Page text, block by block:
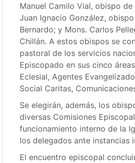
Manuel Camilo Vial, obispo de
Juan Ignacio González,
Bernardo; y Mons. Carlos
Chillán. A estos obispos se
pastoral de los servicios
Episcopado en sus cinco
Eclesial, Agentes
Social Caritas,
Se elegirán, además, los
diversas Comisiones
funcionamiento interno de la
los delegados ante instancias
El encuentro episcopal